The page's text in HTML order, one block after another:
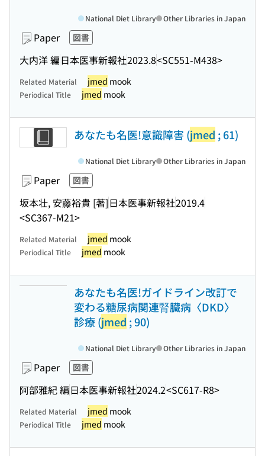
Paper 図書
大内洋 編日本医事新報社2023.8<SC551-M438>
National Diet Library Other Libraries in Japan
Related Material jmed mook
Periodical Title jmed mook
あなたも名医!意識障害 (jmed ; 61)
Paper 図書
坂本壮, 安藤裕貴 [著]日本医事新報社2019.4
<SC367-M21>
National Diet Library Other Libraries in Japan
Related Material jmed mook
Periodical Title jmed mook
あなたも名医!ガイドライン改訂で
変わる糖尿病関連腎臓病〈DKD〉
診療 (jmed ; 90)
Paper 図書
阿部雅紀 編日本医事新報社2024.2<SC617-R8>
National Diet Library Other Libraries in Japan
Related Material jmed mook
Periodical Title jmed mook